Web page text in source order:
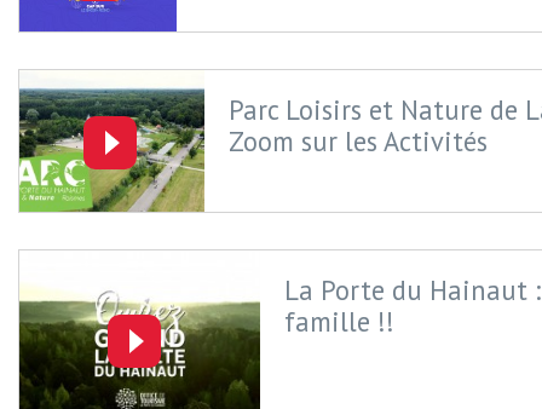
Parc Loisirs et Nature de
Zoom sur les Activités
La Porte du Hainaut
famille !!